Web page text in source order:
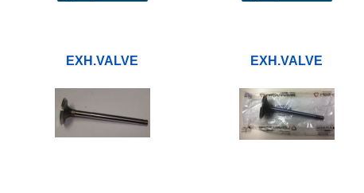
EXH.VALVE EXH.VALVE